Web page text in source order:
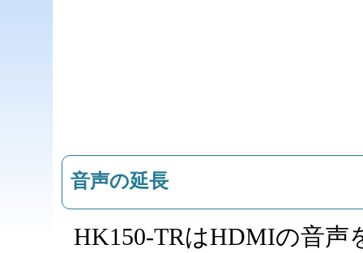
音声の延長
HK150-TRはHDMIの音